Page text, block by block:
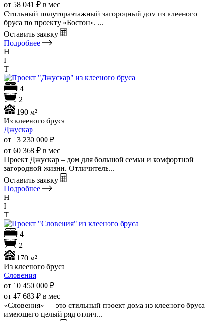
от 58 041 ₽ в мес
Стильный полутораэтажный загородный дом из клееного
бруса по проекту «Бостон». ...
Оставить заявку
Подробнее
H
I
T
4
2
190 м²
Из клееного бруса
Джускар
от 13 230 000 ₽
от 60 368 ₽ в мес
Проект Джускар – дом для большой семьи и комфортной
загородной жизни. Отличитель...
Оставить заявку
Подробнее
H
I
T
4
2
170 м²
Из клееного бруса
Словения
от 10 450 000 ₽
от 47 683 ₽ в мес
«Словения» — это стильный проект дома из клееного бруса
имеющего целый ряд отлич...